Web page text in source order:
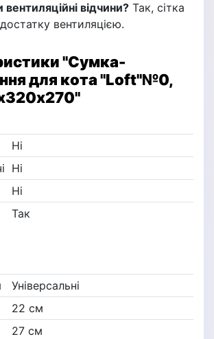
відчини? Так, сітка
вентиляцією.
"Сумка-
для кота "Loft"№0,
Ні
Ні
Ні
Так
Універсальні
22 см
27 см